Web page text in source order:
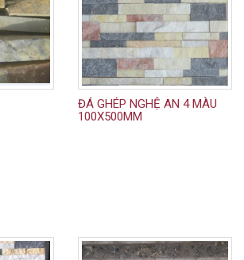
ĐÁ GHÉP NGHỆ AN 4 MÀU
100X500MM